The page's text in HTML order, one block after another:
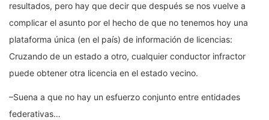
resultados, pero hay que decir que después se nos vuelve a
complicar el asunto por el hecho de que no tenemos hoy una
plataforma única (en el país) de información de licencias:
Cruzando de un estado a otro, cualquier conductor infractor
puede obtener otra licencia en el estado vecino.
–Suena a que no hay un esfuerzo conjunto entre entidades
federativas…